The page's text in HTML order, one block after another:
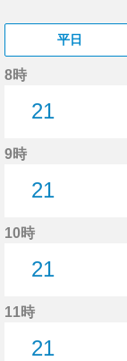
平日
8時
21
9時
21
10時
21
11時
21